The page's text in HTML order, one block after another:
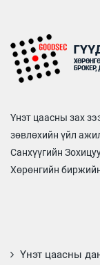
Үнэт цаасны зах
зөвлөхийн үйл
Санхүүгийн
Хөрөнгийн
Үнэт цаасны